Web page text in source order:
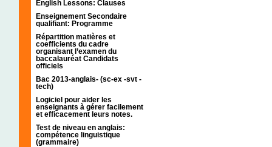
English Lessons: Clauses
Enseignement Secondaire
qualifiant: Programme
Répartition matières et
coefficients du cadre
organisant l’examen du
baccalauréat Candidats
officiels
Bac 2013-anglais- (sc-ex -svt -
tech)
Logiciel pour aider les
enseignants à gérer facilement
et efficacement leurs notes.
Test de niveau en anglais:
compétence linguistique
(grammaire)